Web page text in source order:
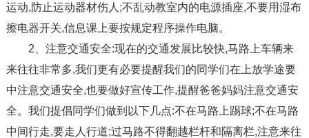
运动,防止运动器材伤人;不乱动教室内的电源插座,不要用湿布
擦电器开关,信息课上要按规定程序操作电脑。
2、注意交通安全:现在的交通发展比较快,马路上车辆来
来往往非常多,我们更有必要提醒我们的同学们在上放学途要
中注意交通安全,也要做好宣传工作,提醒爸爸妈妈注意交通安
全。我们提倡同学们做到以下几点:不在马路上踢球;不在马路
中间行走,要走人行道;过马路不得翻越栏杆和隔离栏,注意来往